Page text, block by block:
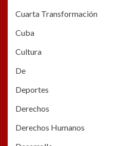
Cuarta Transformación
Cuba
Cultura
De
Deportes
Derechos
Derechos Humanos